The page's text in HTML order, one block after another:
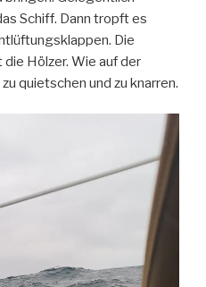
Schiff. Dann tropft es
Die
Hölzer. Wie auf der
quietschen und zu knarren.